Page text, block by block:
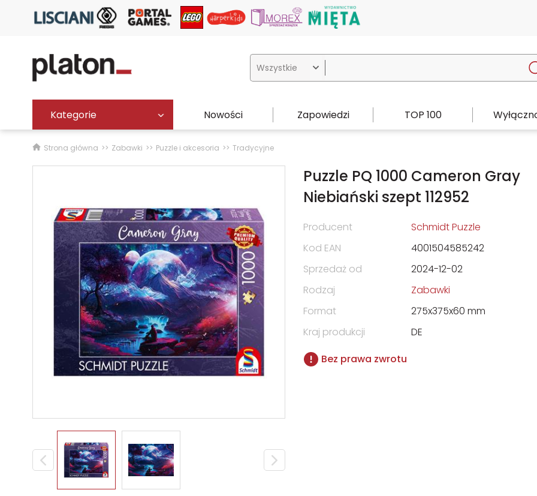

Kategorie Nowości Zapowiedzi TOP 100
Strona główna Zabawki Puzzle i akcesoria Tradycyjne
Puzzle PQ 1000 Cameron Gray
Niebiański szept 112952
Producent
Schmidt Puzzle
Kod EAN
4001504585242
Sprzedaż od
2024-12-02
Rodzaj
Zabawki
Format
275x375x60 mm
Kraj produkcji
DE
Bez prawa zwrotu